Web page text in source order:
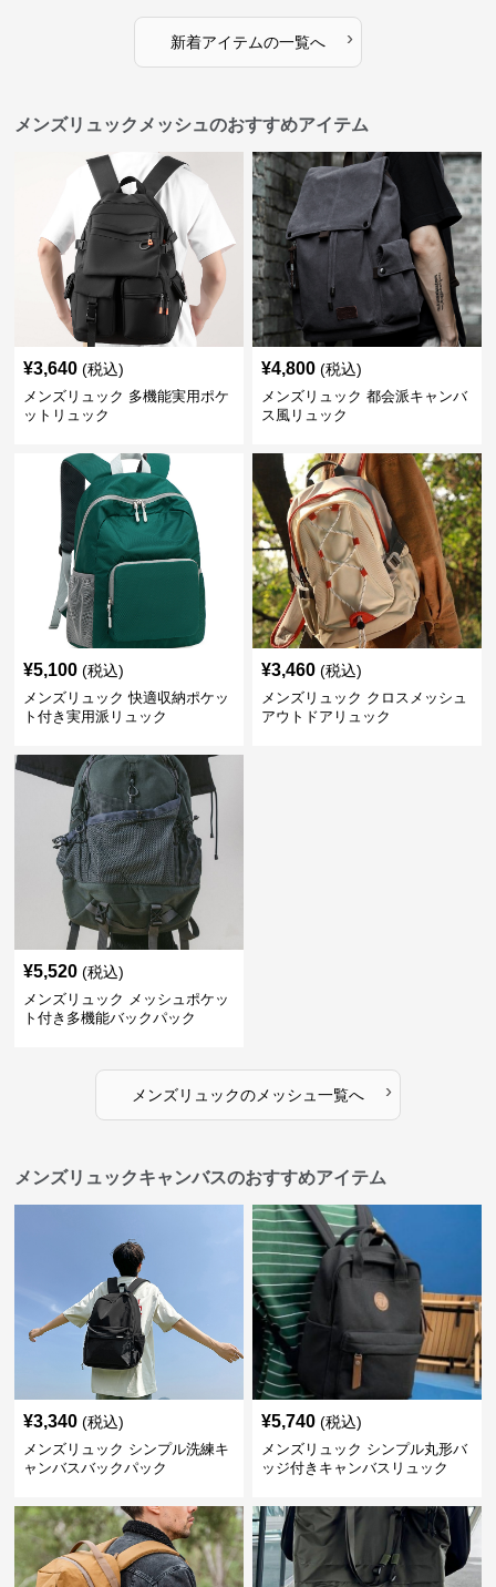
新着アイテムの一覧へ ›
メンズリュックメッシュのおすすめアイテム
¥3,640 (税込)
メンズリュック 多機能実用ポケ
ットリュック
¥4,800 (税込)
メンズリュック 都会派キャンバ
ス風リュック
¥5,100 (税込)
メンズリュック 快適収納ポケッ
ト付き実用派リュック
¥3,460 (税込)
メンズリュック クロスメッシュ
アウトドアリュック
¥5,520 (税込)
メンズリュック メッシュポケッ
ト付き多機能バックパック
メンズリュックのメッシュ 一覧へ ›
メンズリュックキャンバスのおすすめアイテム
¥3,340 (税込)
メンズリュック シンプル洗練キ
ャンバスバックパック
¥5,740 (税込)
メンズリュック シンプル丸形バ
ッジ付きキャンバスリュック